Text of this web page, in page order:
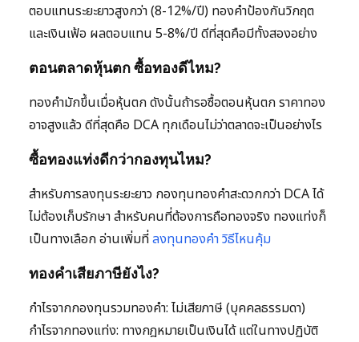
ตอบแทนระยะยาวสูงกว่า (8-12%/ปี) ทองคำป้องกันวิกฤต
และเงินเฟ้อ ผลตอบแทน 5-8%/ปี ดีที่สุดคือมีทั้งสองอย่าง
ตอนตลาดหุ้นตก ซื้อทองดีไหม?
ทองคำมักขึ้นเมื่อหุ้นตก ดังนั้นถ้ารอซื้อตอนหุ้นตก ราคาทอง
อาจสูงแล้ว ดีที่สุดคือ DCA ทุกเดือนไม่ว่าตลาดจะเป็นอย่างไร
ซื้อทองแท่งดีกว่ากองทุนไหม?
สำหรับการลงทุนระยะยาว กองทุนทองคำสะดวกกว่า DCA ได้
ไม่ต้องเก็บรักษา สำหรับคนที่ต้องการถือทองจริง ทองแท่งก็
เป็นทางเลือก อ่านเพิ่มที่ลงทุนทองคำ วิธีไหนคุ้ม
ทองคำเสียภาษียังไง?
กำไรจากกองทุนรวมทองคำ: ไม่เสียภาษี (บุคคลธรรมดา)
กำไรจากทองแท่ง: ทางกฎหมายเป็นเงินได้ แต่ในทางปฏิบัติ